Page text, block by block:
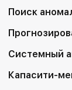
Поиск
Системный
Капасити-